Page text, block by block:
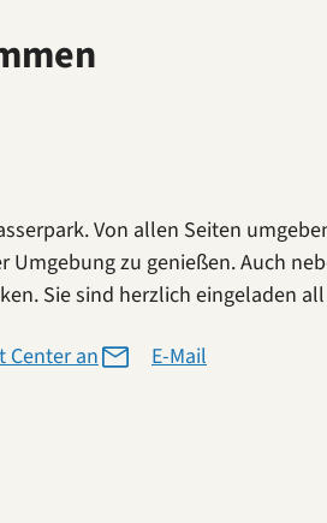
Von allen Seiten
Umgebung zu genießen. Auch
Sie sind herzlich eingeladen
Center an E-Mail